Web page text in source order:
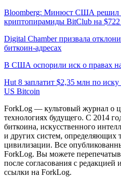
Bloomberg: Минюст США решил
криптопирамиды BitClub на
Digital Chamber призвала
биткоин-адресах
В США оспорили иск о правах
Hut 8 заплатит $2,35 млн по иску
US Bitcoin
ForkLog — культовый журнал о
технологиях будущего. С 2014
биткоина, искусственного
и других систем, определяющих
цивилизации. Все
ForkLog. Вы можете
после согласования с редакцией
ссылки на ForkLog.